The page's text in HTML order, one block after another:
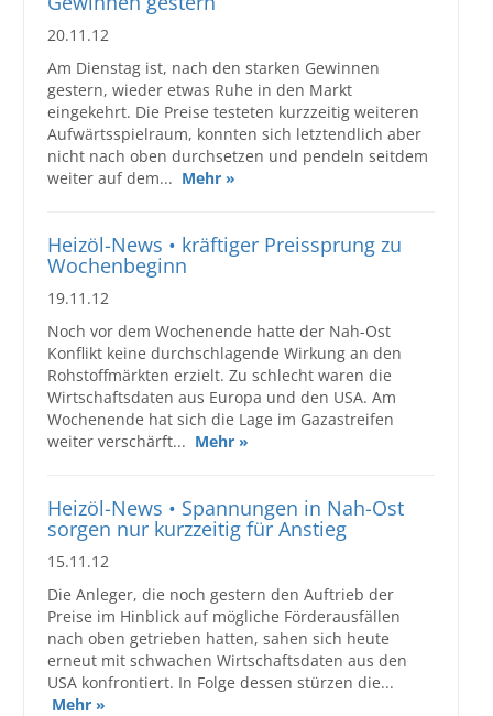
20.11.12
Am Dienstag ist, nach den starken Gewinnen
gestern, wieder etwas Ruhe in den Markt
eingekehrt. Die Preise testeten kurzzeitig weiteren
Aufwärtsspielraum, konnten sich letztendlich aber
nicht nach oben durchsetzen und pendeln seitdem
weiter auf dem... Mehr »
Heizöl-News • kräftiger Preissprung zu
Wochenbeginn
19.11.12
Noch vor dem Wochenende hatte der Nah-Ost
Konflikt keine durchschlagende Wirkung an den
Rohstoffmärkten erzielt. Zu schlecht waren die
Wirtschaftsdaten aus Europa und den USA. Am
Wochenende hat sich die Lage im Gazastreifen
weiter verschärft... Mehr »
Heizöl-News • Spannungen in Nah-Ost
sorgen nur kurzzeitig für Anstieg
15.11.12
Die Anleger, die noch gestern den Auftrieb der
Preise im Hinblick auf mögliche Förderausfällen
nach oben getrieben hatten, sahen sich heute
erneut mit schwachen Wirtschaftsdaten aus den
USA konfrontiert. In Folge dessen stürzen die...
Mehr »